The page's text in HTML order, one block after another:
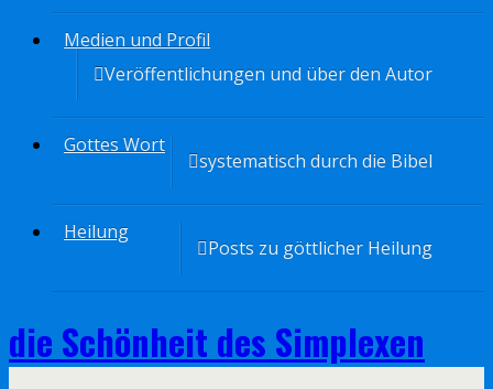
Medien und Profil
Veröffentlichungen und über den Autor
Gottes Wort
systematisch durch die Bibel
Heilung
Posts zu göttlicher Heilung
die Schönheit des Simplexen